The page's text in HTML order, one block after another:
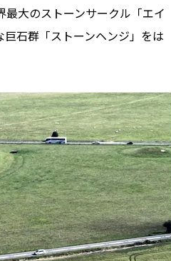
大のストーンサークル「エイ
石群「ストーンヘンジ」をは